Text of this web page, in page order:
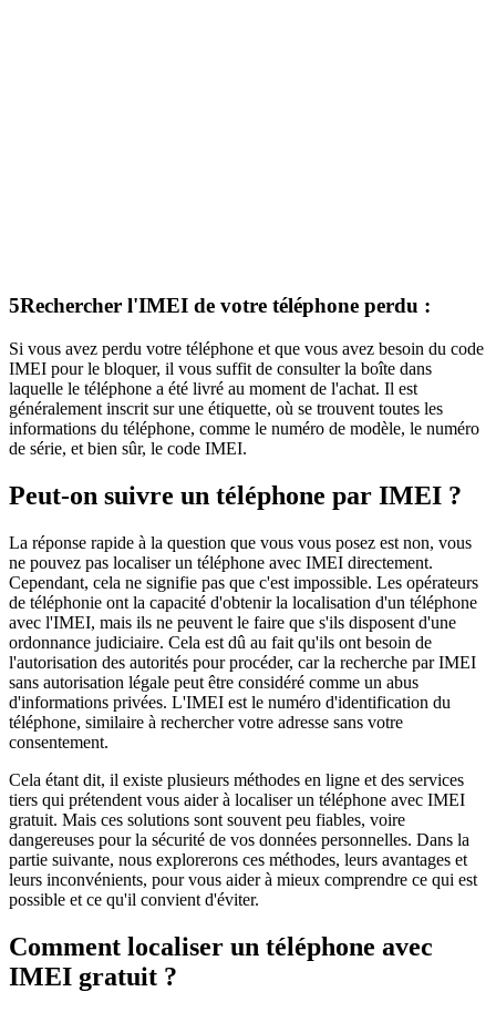
5Rechercher l'IMEI de votre téléphone perdu :
Si vous avez perdu votre téléphone et que vous avez besoin du code
IMEI pour le bloquer, il vous suffit de consulter la boîte dans
laquelle le téléphone a été livré au moment de l'achat. Il est
généralement inscrit sur une étiquette, où se trouvent toutes les
informations du téléphone, comme le numéro de modèle, le numéro
de série, et bien sûr, le code IMEI.
Peut-on suivre un téléphone par IMEI ?
La réponse rapide à la question que vous vous posez est non, vous
ne pouvez pas localiser un téléphone avec IMEI directement.
Cependant, cela ne signifie pas que c'est impossible. Les opérateurs
de téléphonie ont la capacité d'obtenir la localisation d'un téléphone
avec l'IMEI, mais ils ne peuvent le faire que s'ils disposent d'une
ordonnance judiciaire. Cela est dû au fait qu'ils ont besoin de
l'autorisation des autorités pour procéder, car la recherche par IMEI
sans autorisation légale peut être considéré comme un abus
d'informations privées. L'IMEI est le numéro d'identification du
téléphone, similaire à rechercher votre adresse sans votre
consentement.
Cela étant dit, il existe plusieurs méthodes en ligne et des services
tiers qui prétendent vous aider à localiser un téléphone avec IMEI
gratuit. Mais ces solutions sont souvent peu fiables, voire
dangereuses pour la sécurité de vos données personnelles. Dans la
partie suivante, nous explorerons ces méthodes, leurs avantages et
leurs inconvénients, pour vous aider à mieux comprendre ce qui est
possible et ce qu'il convient d'éviter.
Comment localiser un téléphone avec
IMEI gratuit ?